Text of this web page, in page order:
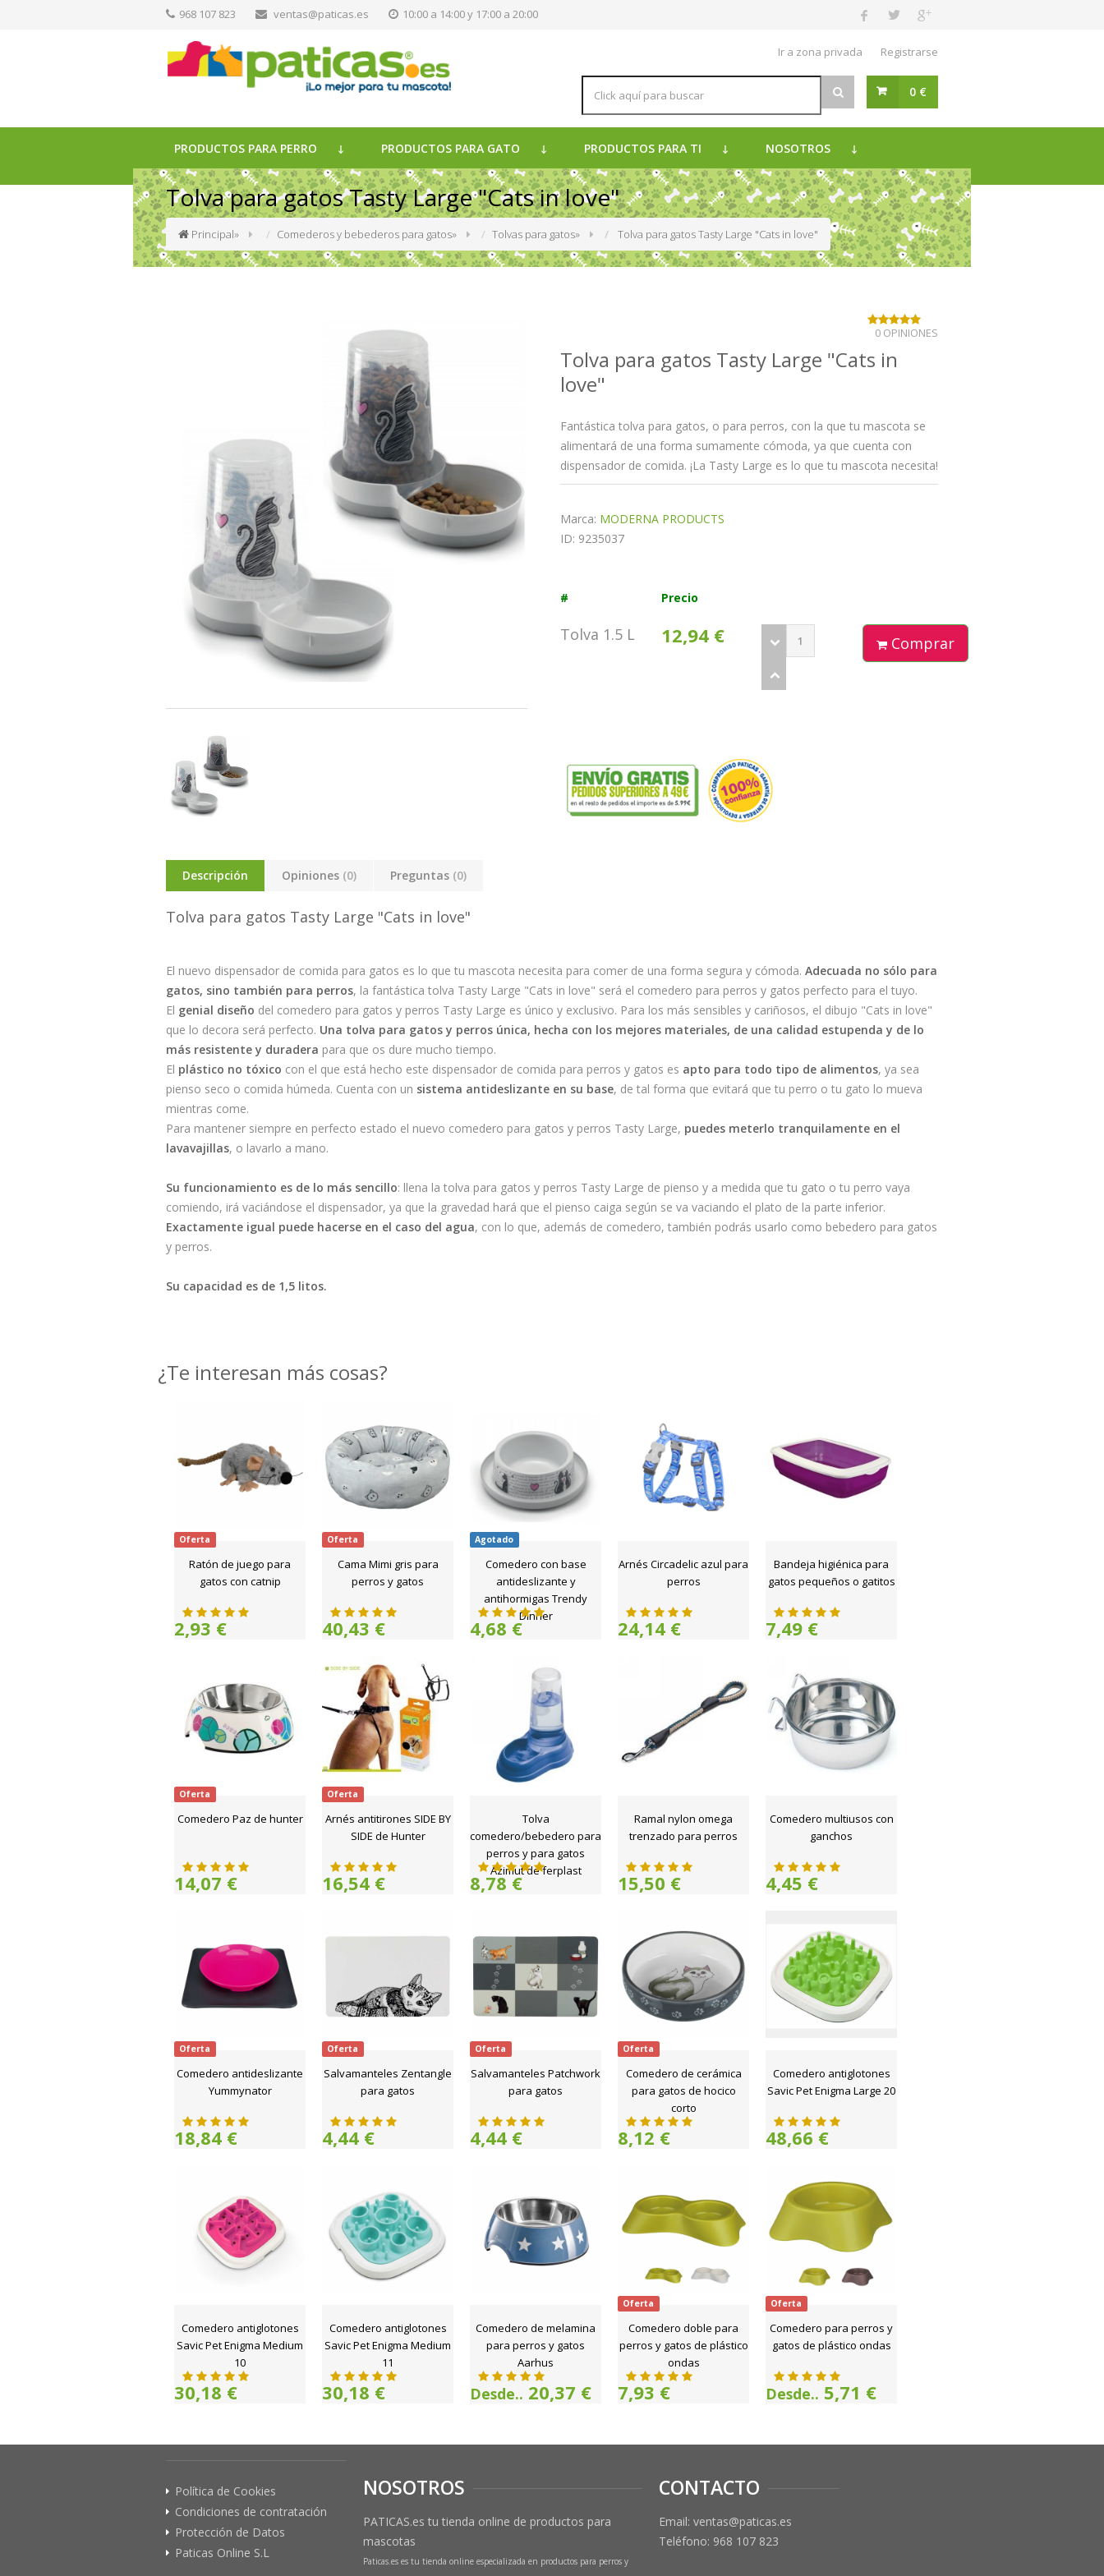
968 107 823 ventas@paticas.es 10:00 a 14:00 y 17:00 a 20:00
Ir a zona privada Registrarse
0 €
PRODUCTOS PARA PERRO PRODUCTOS PARA GATO PRODUCTOS PARA TI NOSOTROS
Tolva para gatos Tasty Large "Cats in love"
Principal» Comederos y bebederos para gatos» Tolvas para gatos» Tolva para gatos Tasty Large "Cats in love"
Tolva para gatos Tasty Large "Cats in
love"
0 OPINIONES
Fantástica tolva para gatos, o para perros, con la que tu mascota se
alimentará de una forma sumamente cómoda, ya que cuenta con
dispensador de comida. ¡La Tasty Large es lo que tu mascota necesita!
Marca: MODERNA PRODUCTS
ID: 9235037
# Precio
Tolva 1.5 L 12,94 € Comprar
Descripción Opiniones (0) Preguntas (0)
Tolva para gatos Tasty Large "Cats in love"
El nuevo dispensador de comida para gatos es lo que tu mascota necesita para comer de una forma segura y cómoda. Adecuada no sólo para
gatos, sino también para perros, la fantástica tolva Tasty Large "Cats in love" será el comedero para perros y gatos perfecto para el tuyo.
El genial diseño del comedero para gatos y perros Tasty Large es único y exclusivo. Para los más sensibles y cariñosos, el dibujo "Cats in love"
que lo decora será perfecto. Una tolva para gatos y perros única, hecha con los mejores materiales, de una calidad estupenda y de lo
más resistente y duradera para que os dure mucho tiempo.
El plástico no tóxico con el que está hecho este dispensador de comida para perros y gatos es apto para todo tipo de alimentos, ya sea
pienso seco o comida húmeda. Cuenta con un sistema antideslizante en su base, de tal forma que evitará que tu perro o tu gato lo mueva
mientras come.
Para mantener siempre en perfecto estado el nuevo comedero para gatos y perros Tasty Large, puedes meterlo tranquilamente en el
lavavajillas, o lavarlo a mano.
Su funcionamiento es de lo más sencillo: llena la tolva para gatos y perros Tasty Large de pienso y a medida que tu gato o tu perro vaya
comiendo, irá vaciándose el dispensador, ya que la gravedad hará que el pienso caiga según se va vaciando el plato de la parte inferior.
Exactamente igual puede hacerse en el caso del agua, con lo que, además de comedero, también podrás usarlo como bebedero para gatos
y perros.
Su capacidad es de 1,5 litos.
¿Te interesan más cosas?
Oferta
Ratón de juego para
gatos con catnip
2,93 €
Oferta
Cama Mimi gris para
perros y gatos
40,43 €
Agotado
Comedero con base
antideslizante y
antihormigas Trendy
Dinner
4,68 €
Arnés Circadelic azul para
perros
24,14 €
Bandeja higiénica para
gatos pequeños o gatitos
7,49 €
Oferta
Comedero Paz de hunter
14,07 €
Oferta
Arnés antitirones SIDE BY
SIDE de Hunter
16,54 €
Tolva
comedero/bebedero para
perros y para gatos
Azimut de ferplast
8,78 €
Ramal nylon omega
trenzado para perros
15,50 €
Comedero multiusos con
ganchos
4,45 €
Oferta
Comedero antideslizante
Yummynator
18,84 €
Oferta
Salvamanteles Zentangle
para gatos
4,44 €
Oferta
Salvamanteles Patchwork
para gatos
4,44 €
Oferta
Comedero de cerámica
para gatos de hocico
corto
8,12 €
Comedero antiglotones
Savic Pet Enigma Large 20
48,66 €
Comedero antiglotones
Savic Pet Enigma Medium
10
30,18 €
Comedero antiglotones
Savic Pet Enigma Medium
11
30,18 €
Comedero de melamina
para perros y gatos
Aarhus
Desde.. 20,37 €
Oferta
Comedero doble para
perros y gatos de plástico
ondas
7,93 €
Oferta
Comedero para perros y
gatos de plástico ondas
Desde.. 5,71 €
Política de Cookies
Condiciones de contratación
Protección de Datos
Paticas Online S.L
NOSOTROS
PATICAS.es tu tienda online de productos para
mascotas
Paticas.es es tu tienda online especializada en productos para perros y
CONTACTO
Email: ventas@paticas.es
Teléfono: 968 107 823